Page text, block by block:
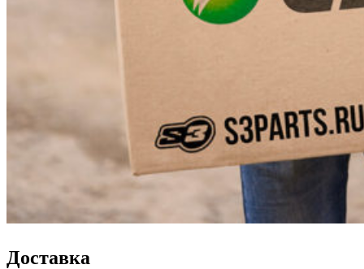
Доставка